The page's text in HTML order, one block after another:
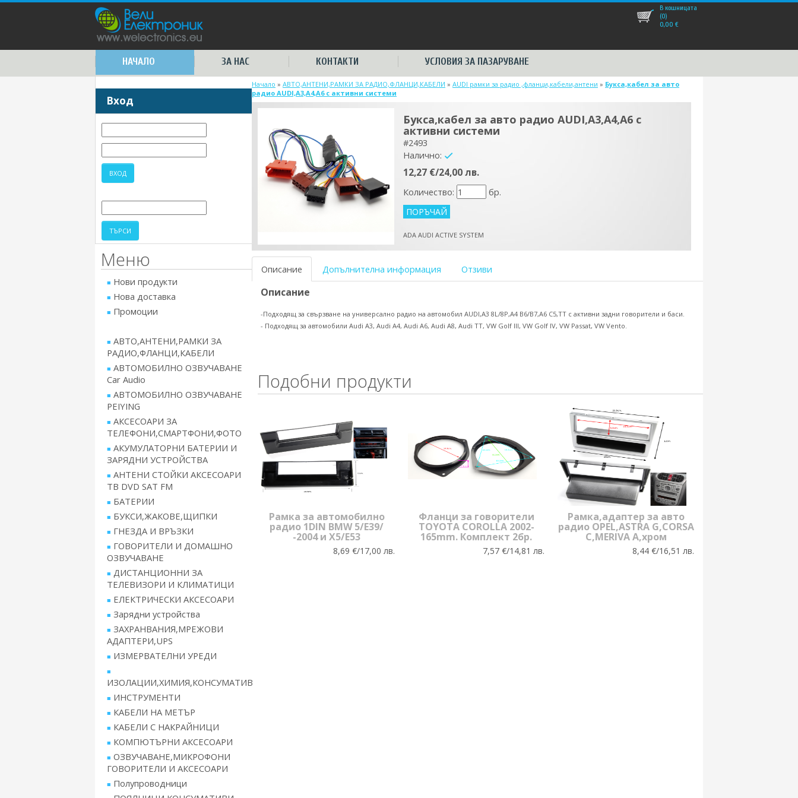
НАЧАЛО ЗА НАС КОНТАКТИ УСЛОВИЯ ЗА ПАЗАРУВАНЕ
В кошницата
(0)
0,00 €
Вход
Меню
Нови продукти
Нова доставка
Промоции
АВТО,АНТЕНИ,РАМКИ ЗА
РАДИО,ФЛАНЦИ,КАБЕЛИ
АВТОМОБИЛНО ОЗВУЧАВАНЕ
Car Audio
АВТОМОБИЛНО ОЗВУЧАВАНЕ
PEIYING
АКСЕСОАРИ ЗА
ТЕЛЕФОНИ,СМАРТФОНИ,ФОТО
АКУМУЛАТОРНИ БАТЕРИИ И
ЗАРЯДНИ УСТРОЙСТВА
АНТЕНИ СТОЙКИ АКСЕСОАРИ
ТВ DVD SAT FM
БАТЕРИИ
БУКСИ,ЖАКОВЕ,ЩИПКИ
ГНЕЗДА И ВРЪЗКИ
ГОВОРИТЕЛИ И ДОМАШНО
ОЗВУЧАВАНЕ
ДИСТАНЦИОННИ ЗА
ТЕЛЕВИЗОРИ И КЛИМАТИЦИ
ЕЛЕКТРИЧЕСКИ АКСЕСОАРИ
Зарядни устройства
ЗАХРАНВАНИЯ,МРЕЖОВИ
АДАПТЕРИ,UPS
ИЗМЕРВАТЕЛНИ УРЕДИ
ИЗОЛАЦИИ,ХИМИЯ,КОНСУМАТИВ
ИНСТРУМЕНТИ
КАБЕЛИ НА МЕТЪР
КАБЕЛИ С НАКРАЙНИЦИ
КОМПЮТЪРНИ АКСЕСОАРИ
ОЗВУЧАВАНЕ,МИКРОФОНИ
ГОВОРИТЕЛИ И АКСЕСОАРИ
Полупроводници
Начало » АВТО,АНТЕНИ,РАМКИ ЗА РАДИО,ФЛАНЦИ,КАБЕЛИ » AUDI рамки за радио ,фланци,кабели,антени » Букса,кабел за авто
радио AUDI,A3,A4,A6 с активни системи
Букса,кабел за авто радио AUDI,A3,A4,A6 с
активни системи
#2493
Налично:
12,27 €/24,00 лв.
Количество: бр.
ADA AUDI ACTIVE SYSTEM
Описание Допълнителна информация Отзиви
Описание
-Подходящ за свързване на универсално радио на автомобил AUDI,A3 8L/8P,A4 B6/B7,A6 C5,TT с активни задни говорители и баси.
- Подходящ за автомобили Audi A3, Audi A4, Audi A6, Audi A8, Audi TT, VW Golf III, VW Golf IV, VW Passat, VW Vento.
Подобни продукти
Рамка за автомобилно
радио 1DIN BMW 5/E39/
-2004 и X5/Е53
8,69 €/17,00 лв.
Фланци за говорители
TOYOTA COROLLA 2002-
165mm. Комплект 2бр.
7,57 €/14,81 лв.
Рамка,адаптер за авто
радио OPEL,ASTRA G,CORSA
C,MERIVA A,хром
8,44 €/16,51 лв.